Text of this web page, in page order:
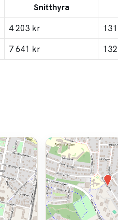
Snitthyra
4 203 kr 131
7 641 kr 132